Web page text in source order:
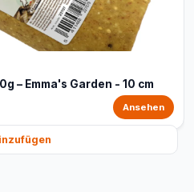
– Emma's Garden - 10 cm
Ansehen